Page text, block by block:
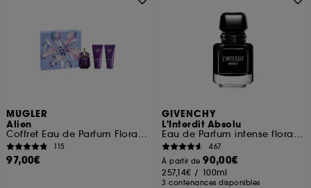
MUGLER
Alien
Coffret Eau de Parfum Florale Ambrée pour Femme
115
97,00€
GIVENCHY
L'Interdit Absolu
Eau de Parfum intense florale boisée ambrée pour femme
467
À partir de90,00€
257,14€ / 100ml
3 contenances disponibles